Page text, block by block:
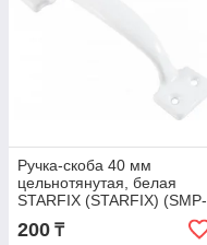
Ручка-скоба 40 мм
цельнотянутая, белая
STARFIX (STARFIX) (SMP-
65118-1)
200 ₸